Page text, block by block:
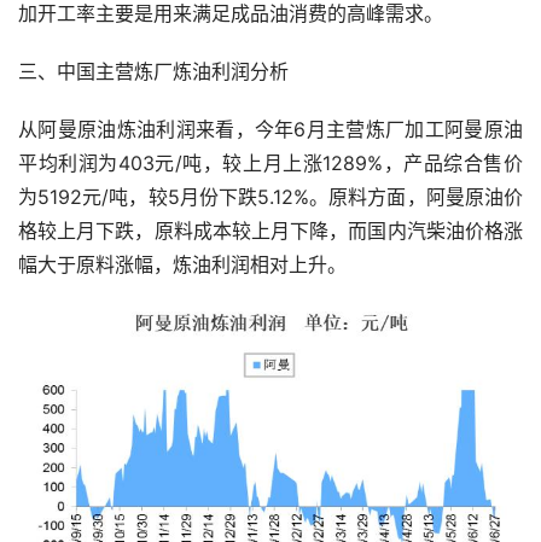
加开工率主要是用来满足成品油消费的高峰需求。
三、中国主营炼厂炼油利润分析
从阿曼原油炼油利润来看，今年6月主营炼厂加工阿曼原油
平均利润为403元/吨，较上月上涨1289%，产品综合售价
为5192元/吨，较5月份下跌5.12%。原料方面，阿曼原油价
格较上月下跌，原料成本较上月下降，而国内汽柴油价格涨
幅大于原料涨幅，炼油利润相对上升。